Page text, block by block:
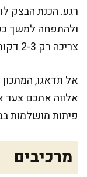
רגע. הכנת הבצק
ולהתפחה למשך
צריכה רק 2-3 דקות על הסאג.
אל תדאגו,
אלווה אתכם צעד
פיתות מושלמות
מרכיבים